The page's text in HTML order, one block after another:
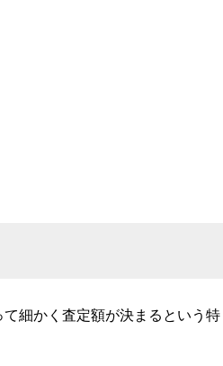
細かく査定額が決まるという特